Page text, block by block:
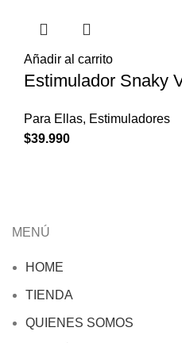
Añadir al carrito
Estimulador Snaky
Para Ellas, Estimuladores
$39.990
MENÚ
HOME
TIENDA
QUIENES SOMOS